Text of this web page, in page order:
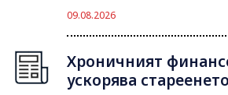
09.08.2026
Хроничният
ускорява